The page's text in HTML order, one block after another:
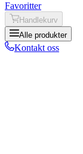
Favoritter
Handlekurv
Alle produkter
Kontakt oss